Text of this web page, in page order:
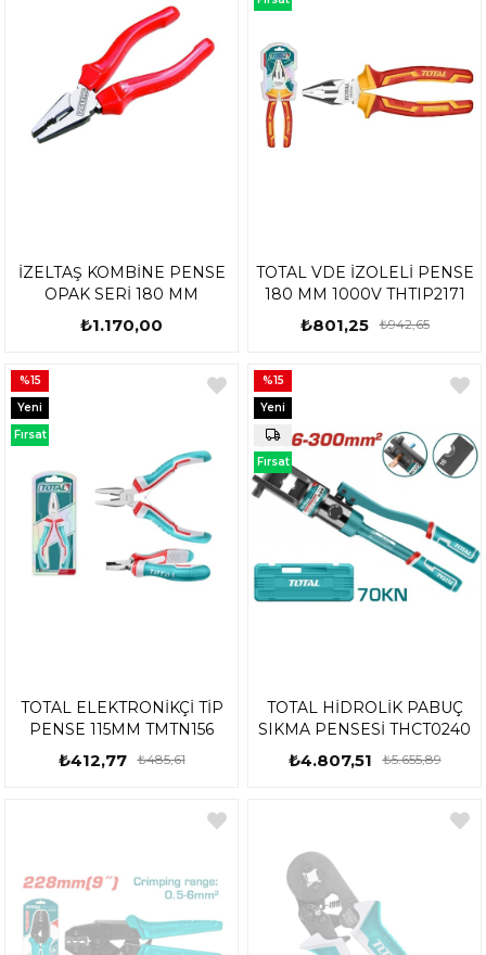
İZELTAŞ KOMBİNE PENSE
OPAK SERİ 180 MM
₺1.170,00
TOTAL VDE İZOLELİ PENSE
180 MM 1000V THTIP2171
₺801,25 ₺942,65
TOTAL ELEKTRONİKÇİ TİP
PENSE 115MM TMTN156
₺412,77 ₺485,61
%15
Yeni
Ürün
Fırsat
TOTAL HİDROLİK PABUÇ
SIKMA PENSESİ THCT0240
₺4.807,51 ₺5.655,89
%15
Yeni
Ürün
Fırsat
Ürünü